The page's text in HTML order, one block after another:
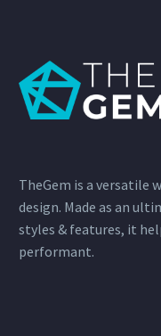
TheGem is a versatile
design. Made as an
styles & features, it
performant.